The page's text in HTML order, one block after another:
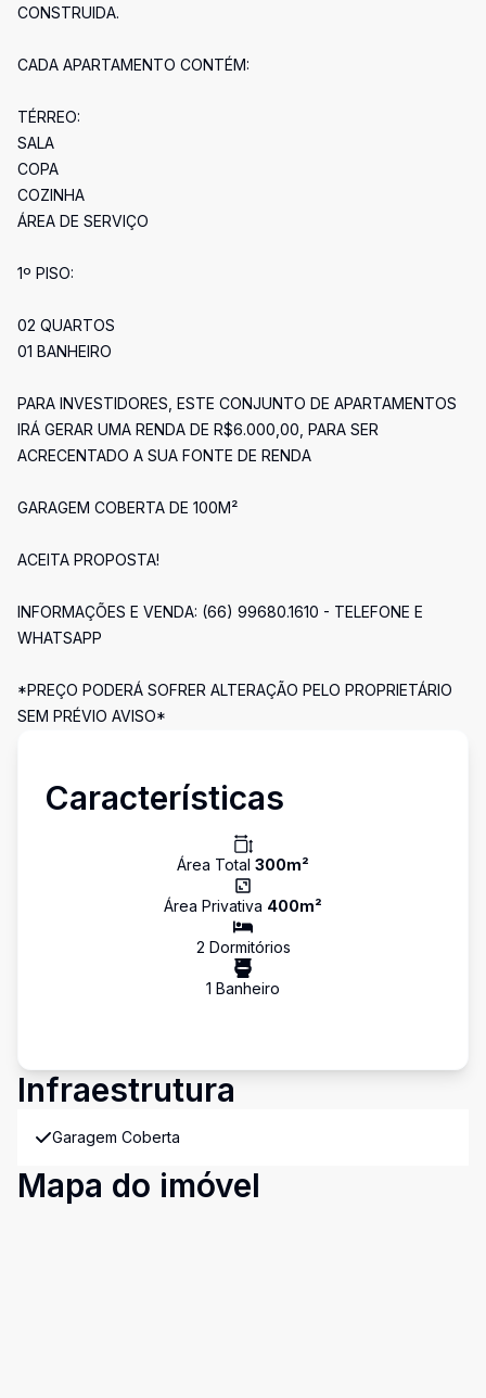
CONSTRUIDA.
CADA APARTAMENTO CONTÉM:
TÉRREO:
SALA
COPA
COZINHA
ÁREA DE SERVIÇO
1º PISO:
02 QUARTOS
01 BANHEIRO
PARA INVESTIDORES, ESTE CONJUNTO DE APARTAMENTOS
IRÁ GERAR UMA RENDA DE R$6.000,00, PARA SER
ACRECENTADO A SUA FONTE DE RENDA
GARAGEM COBERTA DE 100M²
ACEITA PROPOSTA!
INFORMAÇÕES E VENDA: (66) 99680.1610 - TELEFONE E
WHATSAPP
*PREÇO PODERÁ SOFRER ALTERAÇÃO PELO PROPRIETÁRIO
SEM PRÉVIO AVISO*
Características
Área Total 300m²
Área Privativa 400m²
2 Dormitórios
1 Banheiro
Infraestrutura
Garagem Coberta
Mapa do imóvel